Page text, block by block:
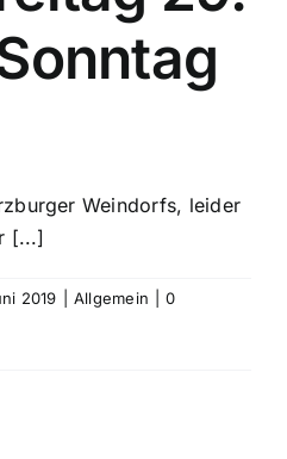
Weindorfs, leider
[...]
2019 Allgemein
0